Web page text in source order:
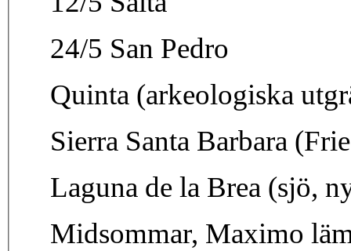
24/5 San Pedro
Quinta (arkeologiska
Sierra Santa Barbara
Laguna de la Brea (sjö,
Midsommar, Maximo